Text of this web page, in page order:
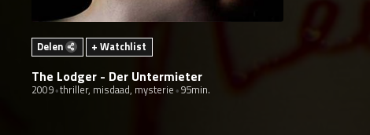
Delen + Watchlist
The Lodger - Der Untermieter
2009 thriller, misdaad, mysterie 95min.